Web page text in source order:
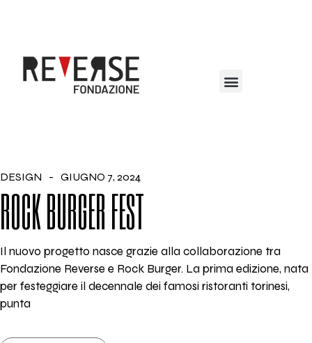
DESIGN GIUGNO 7, 2024
ROCK BURGER FEST
Il nuovo progetto nasce grazie alla collaborazione tra
Fondazione Reverse e Rock Burger. La prima edizione, nata
per festeggiare il decennale dei famosi ristoranti torinesi,
punta